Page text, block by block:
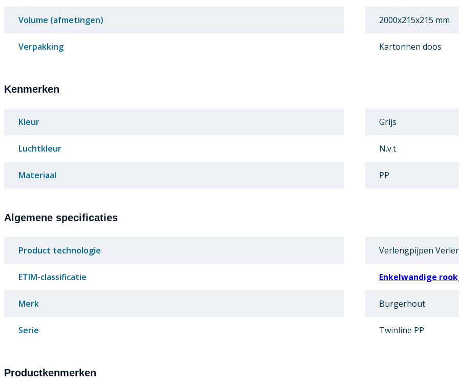
Volume (afmetingen) 2000x215x215 mm
Verpakking Kartonnen doos
Kenmerken
Kleur Grijs
Luchtkleur N.v.t
Materiaal PP
Algemene specificaties
Product technologie Verlengpijpen
ETIM-classificatie Enkelwandige
Merk Burgerhout
Serie Twinline PP
Productkenmerken